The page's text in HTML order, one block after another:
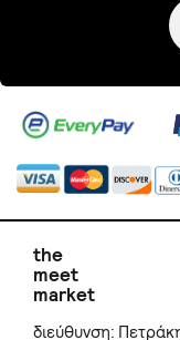
the
meet
market
διεύθυνση: